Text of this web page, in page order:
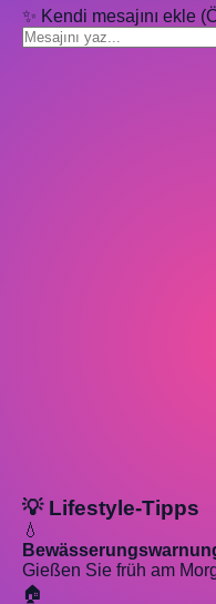
✨ Kendi mesajını ekle
💡 Lifestyle-Tipps
💧
Gießen Sie früh am
🏠